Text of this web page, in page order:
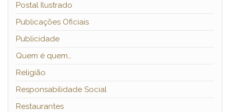
Postal Ilustrado
Publicações Oficiais
Publicidade
Quem é quem…
Religião
Responsabilidade Social
Restaurantes